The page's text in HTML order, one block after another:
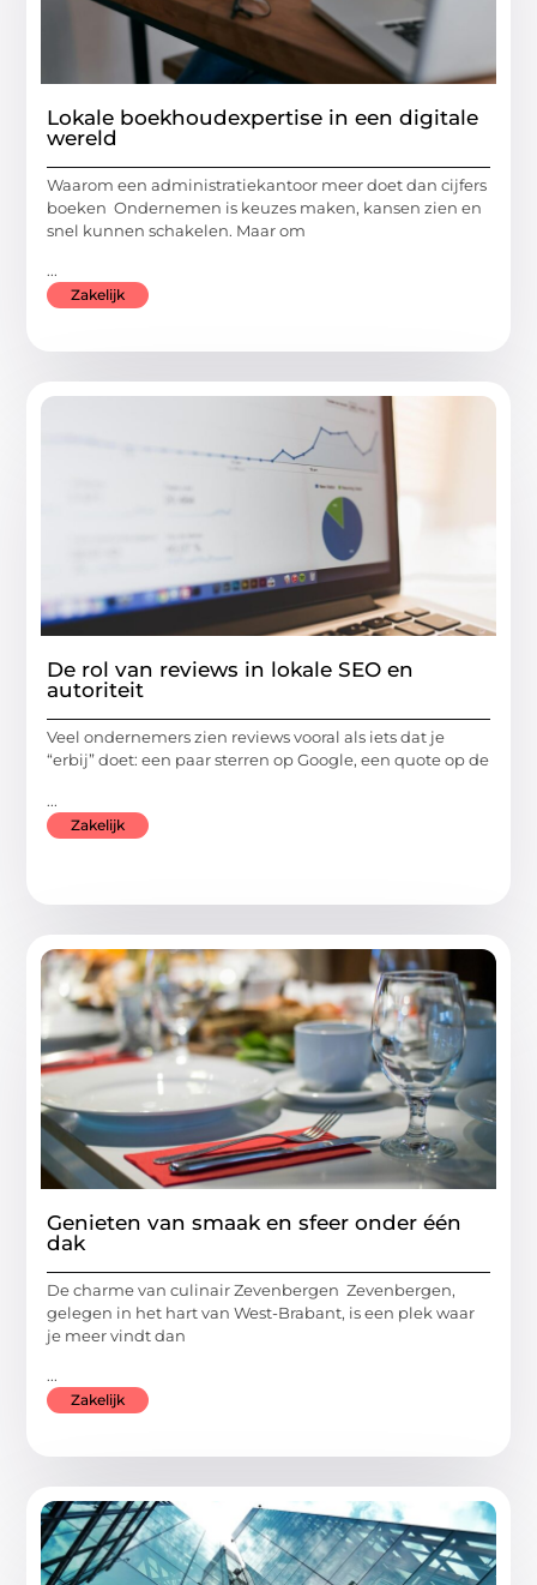
Lokale boekhoudexpertise in een digitale
wereld
Waarom een administratiekantoor meer doet dan cijfers
boeken Ondernemen is keuzes maken, kansen zien en
snel kunnen schakelen. Maar om
...
Zakelijk
De rol van reviews in lokale SEO en
autoriteit
Veel ondernemers zien reviews vooral als iets dat je
“erbij” doet: een paar sterren op Google, een quote op de
...
Zakelijk
Genieten van smaak en sfeer onder één
dak
De charme van culinair Zevenbergen Zevenbergen,
gelegen in het hart van West-Brabant, is een plek waar
je meer vindt dan
...
Zakelijk